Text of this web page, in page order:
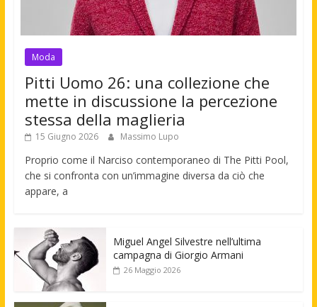
Moda
Pitti Uomo 26: una collezione che
mette in discussione la percezione
stessa della maglieria
15 Giugno 2026 Massimo Lupo
Proprio come il Narciso contemporaneo di The Pitti Pool,
che si confronta con un’immagine diversa da ciò che
appare, a
Miguel Angel Silvestre nell’ultima
campagna di Giorgio Armani
26 Maggio 2026